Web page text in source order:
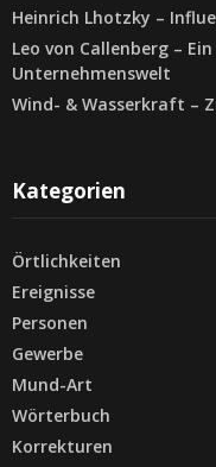
Heinrich Lhotzky –
Leo von Callenberg –
Unternehmenswelt
Wind- & Wasserkraft –
Kategorien
Örtlichkeiten
Ereignisse
Personen
Gewerbe
Mund-Art
Wörterbuch
Korrekturen